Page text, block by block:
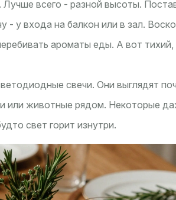
всего - разной высоты.
у входа на балкон или в зал.
ароматы еды. А вот тихий,
свечи. Они выглядят
или животные рядом. Некоторые
свет горит изнутри.